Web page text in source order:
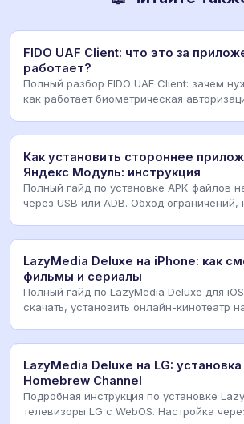
FIDO UAF Client: что это за
работает?
Полный разбор FIDO UAF Client: зачем
как работает биометрическая
Как установить стороннее
Яндекс Модуль: инструкция
Полный гайд по установке APK-файлов
через USB или ADB. Обход ограничений,
LazyMedia Deluxe на iPhone: как
фильмы и сериалы
Полный гайд по LazyMedia Deluxe для
скачать, установить онлайн-кинотеатр
LazyMedia Deluxe на LG:
Homebrew Channel
Подробная инструкция по установке
телевизоры LG с WebOS. Настройка